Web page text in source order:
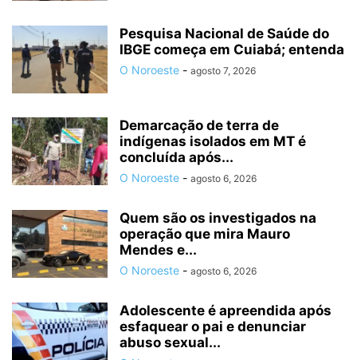
Pesquisa Nacional de Saúde do
IBGE começa em Cuiabá; entenda
O Noroeste - agosto 7, 2026
Demarcação de terra de
indígenas isolados em MT é
concluída após...
O Noroeste - agosto 6, 2026
Quem são os investigados na
operação que mira Mauro
Mendes e...
O Noroeste - agosto 6, 2026
Adolescente é apreendida após
esfaquear o pai e denunciar
abuso sexual...